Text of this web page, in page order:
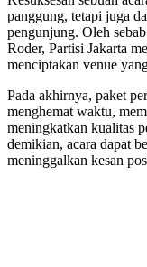
panggung, tetapi juga
pengunjung. Oleh
Roder, Partisi Jakarta
menciptakan venue
Pada akhirnya, paket
menghemat waktu,
meningkatkan kualitas
demikian, acara dapat
meninggalkan kesan